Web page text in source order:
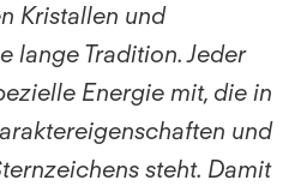
Kristallen und
lange Tradition. Jeder
Energie mit, die in
und
steht. Damit